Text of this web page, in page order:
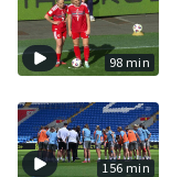
98 min
156 min